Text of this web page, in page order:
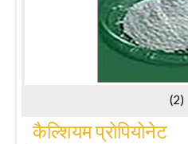
(2)
कैल्शियम प्रोपियोनेट